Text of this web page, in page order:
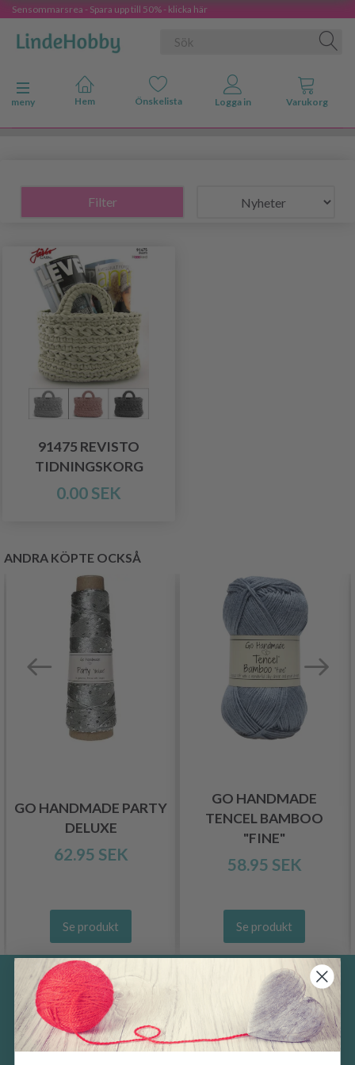
Sensommarsrea - Spara upp till 50% - klicka här
Ändra navigering
meny
Filter
91475 REVISTO
TIDNINGSKORG
0.00 SEK
ANDRA KÖPTE OCKSÅ
GO HANDMADE PARTY
DELUXE
62.95 SEK
Se produkt
GO HANDMADE
TENCEL BAMBOO
"FINE"
58.95 SEK
Se produkt
Spara upp till 50%
Ta emot vårt gratis nyhetsbrev och få
inspiration, erbjudanden och rabatter!